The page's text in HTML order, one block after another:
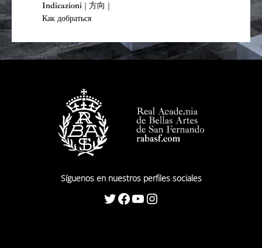
Indicazioni | 方向 |
Как добраться
Síguenos en nuestros perfiles sociales
Twitter Facebook YouTube Instagram